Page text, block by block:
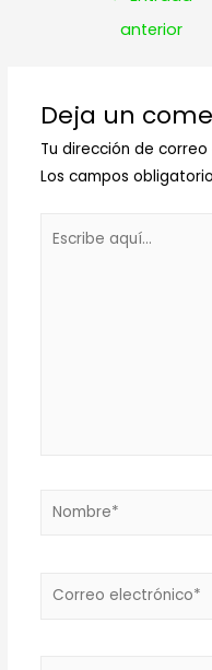
anterior
Deja un
Tu dirección de
Los campos
Nombre*
Correo